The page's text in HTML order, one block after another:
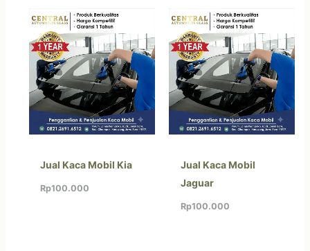
Jual Kaca Mobil Kia
Rp100.000
Jual Kaca Mobil
Jaguar
Rp100.000